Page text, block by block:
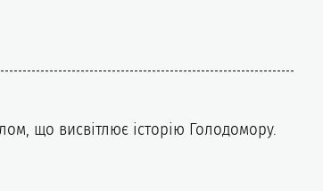
що висвітлює історію Голодомору.